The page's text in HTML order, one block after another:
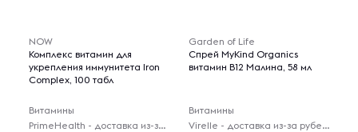
NOW
Комплекс витамин для
укрепления иммунитета Iron
Complex, 100 табл
Витамины
PrimeHealth - доставка из-за рубежа
Garden of Life
Спрей MyKind Organics
витамин B12 Малина, 58 мл
Витамины
Virelle - доставка из-за рубежа